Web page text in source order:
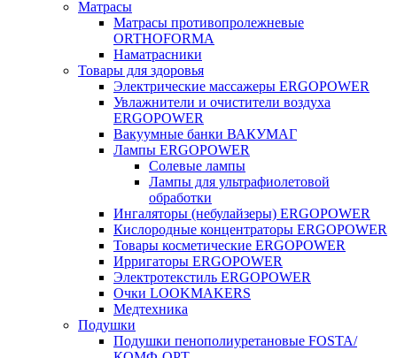
Матрасы
Матрасы противопролежневые
ORTHOFORMA
Наматрасники
Товары для здоровья
Электрические массажеры ERGOPOWER
Увлажнители и очистители воздуха
ERGOPOWER
Вакуумные банки ВАКУМАГ
Лампы ERGOPOWER
Солевые лампы
Лампы для ультрафиолетовой
обработки
Ингаляторы (небулайзеры) ERGOPOWER
Кислородные концентраторы ERGOPOWER
Товары косметические ERGOPOWER
Ирригаторы ERGOPOWER
Электротекстиль ERGOPOWER
Очки LOOKMAKERS
Медтехника
Подушки
Подушки пенополиуретановые FOSTA/